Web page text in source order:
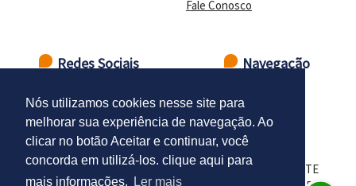
Nós utilizamos cookies nesse site para
melhorar sua experiência de navegação. Ao
clicar no botão Aceitar e continuar, você
concorda em utilizá-los. clique aqui para
mais informações.
Ler mais
Fale Conosco
Redes Sociais Navegação
LOJAS DELTASUL - CNPJ 98.102.924/0001-01 - PRESIDENTE